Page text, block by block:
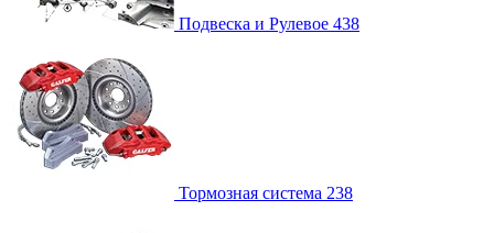
Подвеска и Рулевое 438
Тормозная система 238